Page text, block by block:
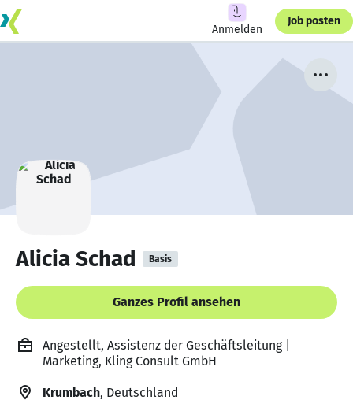
Anmelden
Job posten
Alicia Schad Basis
Ganzes Profil ansehen
Angestellt, Assistenz der Geschäftsleitung |
Marketing, Kling Consult GmbH
Krumbach, Deutschland